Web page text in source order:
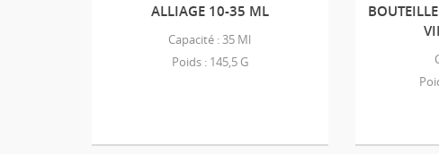
ALLIAGE 10-35 ML
Capacité : 35 Ml
Poids : 145,5 G